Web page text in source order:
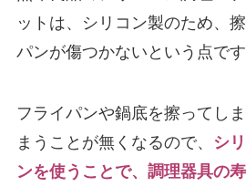
ットは、シリコン製のため、
パンが傷つかないという点です
フライパンや鍋底を擦ってし
まうことが無くなるので、
シ
ンを使うことで、調理器具の